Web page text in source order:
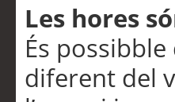
Les hores
És
diferent del